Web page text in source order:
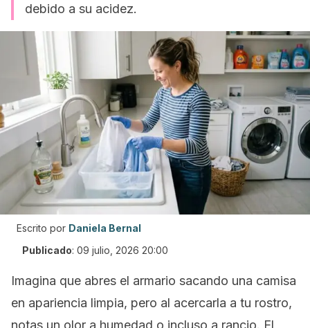
debido a su acidez.
Escrito por Daniela Bernal
Publicado: 09 julio, 2026 20:00
Imagina que abres el armario sacando una camisa
en apariencia limpia, pero al acercarla a tu rostro,
notas un olor a humedad o incluso a rancio. El